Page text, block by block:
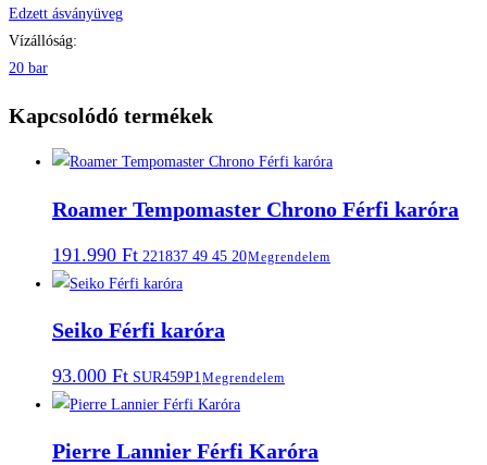
Edzett ásványüveg
Vízállóság:
20 bar
Kapcsolódó termékek
Roamer Tempomaster Chrono Férfi karóra
191.990 Ft 221837 49 45 20Megrendelem
Seiko Férfi karóra
93.000 Ft SUR459P1 Megrendelem
Pierre Lannier Férfi Karóra